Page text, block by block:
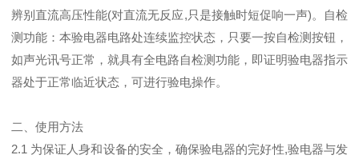
辨别直流高压性能(对直流无反应,只是接触时短促响一声)。自检
测功能：本验电器电路处连续监控状态，只要一按自检测按钮，
如声光讯号正常，就具有全电路自检测功能，即证明验电器指示
器处于正常临近状态，可进行验电操作。
二、使用方法
2.1 为保证人身和设备的安全，确保验电器的完好性,验电器与发